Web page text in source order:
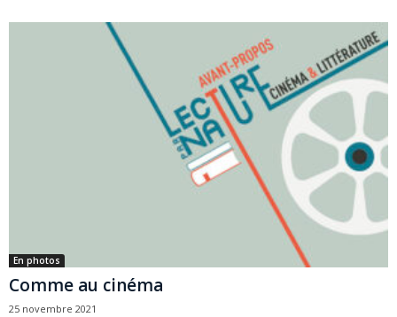
En photos
Comme au cinéma
25 novembre 2021